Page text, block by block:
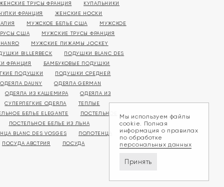
ТРУСЫ ФРАНЦИЯ
КУПАЛЬНИКИ
ФРАНЦИЯ
ЖЕНСКИЕ НОСКИ
МУЖСКОЕ БЕЛЬЕ США
МУЖСКОЕ
США
МУЖСКИЕ ТРУСЫ ФРАНЦИЯ
МУЖСКИЕ ПИЖАМЫ JOCKEY
BILLERBECK
ПОДУШКИ BLANC DES
ФРАНЦИЯ
БАМБУКОВЫЕ ПОДУШКИ
ПОДУШКИ
ПОДУШКИ СРЕДНЕЙ
ОДЕЯЛА DAUNY
ОДЕЯЛА GERMAN
ОДЕЯЛА ИЗ КАШЕМИРА
ОДЕЯЛА ИЗ
СУПЕРЛЕГКИЕ ОДЕЯЛА
ТЕПЛЫЕ
БЕЛЬЕ ELEGANTE
ПОСТЕЛЬНОЕ
ПОСТЕЛЬНОЕ БЕЛЬЕ ИЗ ЛЬНА
BLANC DES VOSGES
ПОЛОТЕНЦА
ПОСУДА АВСТРИЯ
ПОСУДА
Мы используем файлы
cookie. Полная
информация о правилах
по обработке
персональных данных
Принять